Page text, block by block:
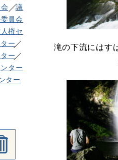
議
員会
権セ
ー
ー
ター
ター
滝の下流にはす